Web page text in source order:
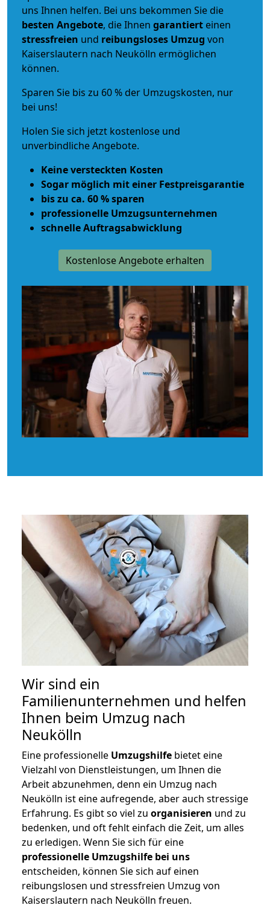
uns Ihnen helfen. Bei uns bekommen Sie die
besten Angebote, die Ihnen garantiert einen
stressfreien und reibungsloses Umzug von
Kaiserslautern nach Neukölln ermöglichen
können.
Sparen Sie bis zu 60 % der Umzugskosten, nur
bei uns!
Holen Sie sich jetzt kostenlose und
unverbindliche Angebote.
Keine versteckten Kosten
Sogar möglich mit einer Festpreisgarantie
bis zu ca. 60 % sparen
professionelle Umzugsunternehmen
schnelle Auftragsabwicklung
Kostenlose Angebote erhalten
Wir sind ein
Familienunternehmen und helfen
Ihnen beim Umzug nach
Neukölln
Eine professionelle Umzugshilfe bietet eine
Vielzahl von Dienstleistungen, um Ihnen die
Arbeit abzunehmen, denn ein Umzug nach
Neukölln ist eine aufregende, aber auch stressige
Erfahrung. Es gibt so viel zu organisieren und zu
bedenken, und oft fehlt einfach die Zeit, um alles
zu erledigen. Wenn Sie sich für eine
professionelle Umzugshilfe bei uns
entscheiden, können Sie sich auf einen
reibungslosen und stressfreien Umzug von
Kaiserslautern nach Neukölln freuen.